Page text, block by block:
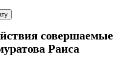
совершаемые
Раиса